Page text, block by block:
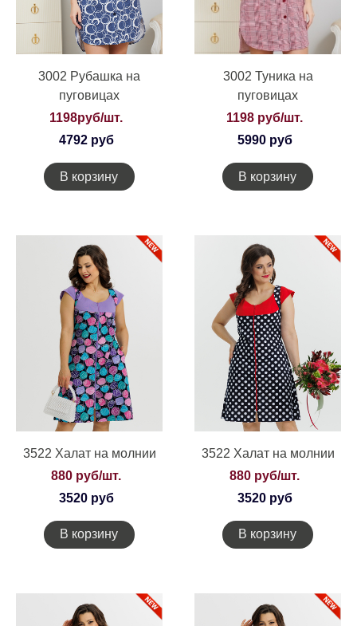
3002 Рубашка на
пуговицах
1198руб/шт.
4792 руб
В корзину
3002 Туника на
пуговицах
1198 руб/шт.
5990 руб
В корзину
3522 Халат на молнии
880 руб/шт.
3520 руб
В корзину
3522 Халат на молнии
880 руб/шт.
3520 руб
В корзину